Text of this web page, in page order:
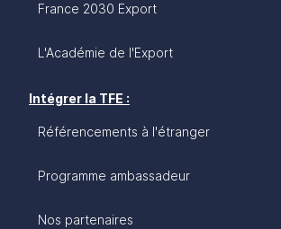
France 2030 Export
L'Académie de l'Export
Intégrer la TFE :
Référencements à l'étranger
Programme ambassadeur
Nos partenaires